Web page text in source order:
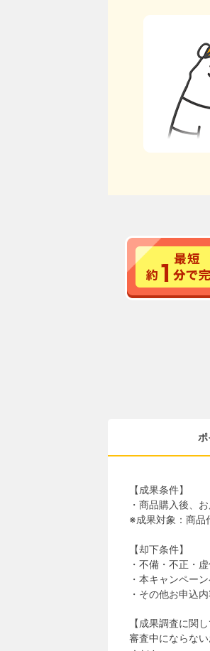
【成果条件】
・商品購入後、
※成果対象：商品
【却下条件】
・不備・不正・
・本キャンペー
・その他お申込
【成果調査に関し
審査中にならな